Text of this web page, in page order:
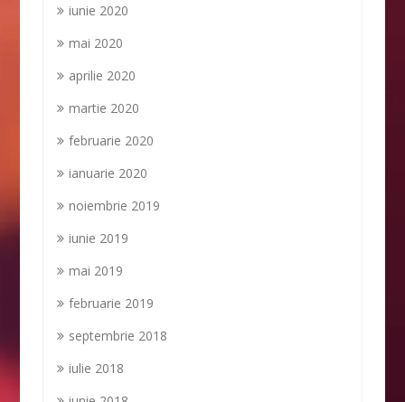
iunie 2020
mai 2020
aprilie 2020
martie 2020
februarie 2020
ianuarie 2020
noiembrie 2019
iunie 2019
mai 2019
februarie 2019
septembrie 2018
iulie 2018